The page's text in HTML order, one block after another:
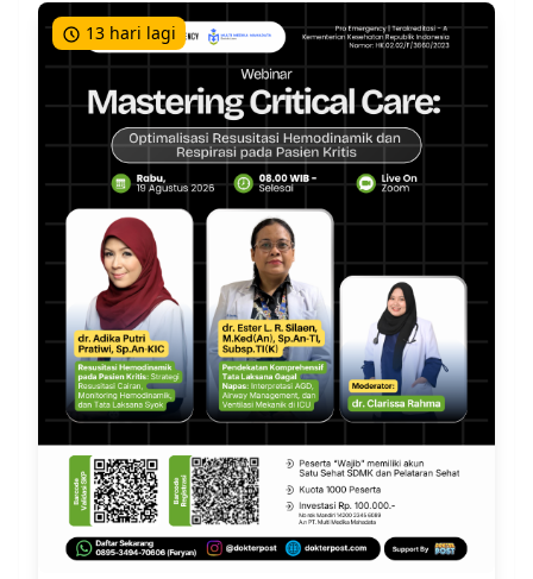
Rehidrasi Intravena Agresif
Penggantian elektrolit
Insulin Intravena
Manajemen komplikasi dan komorbid
Pencegahan
Terapi Cairan
Defisit cairan pada pasien HHS berkisar 100-200
mL/kgBB (rata-rata butuh 9L). Hati-hati terhadap
komplikasi edema cerebri danoverloadcairan.
Pada pasien yang mengalami syok hipovolemik,
Jika mengalami syok kardiogenik, jangan lupa
melakukan monitor hemodinamik ketat.
Elektrolit
13 hari lagi